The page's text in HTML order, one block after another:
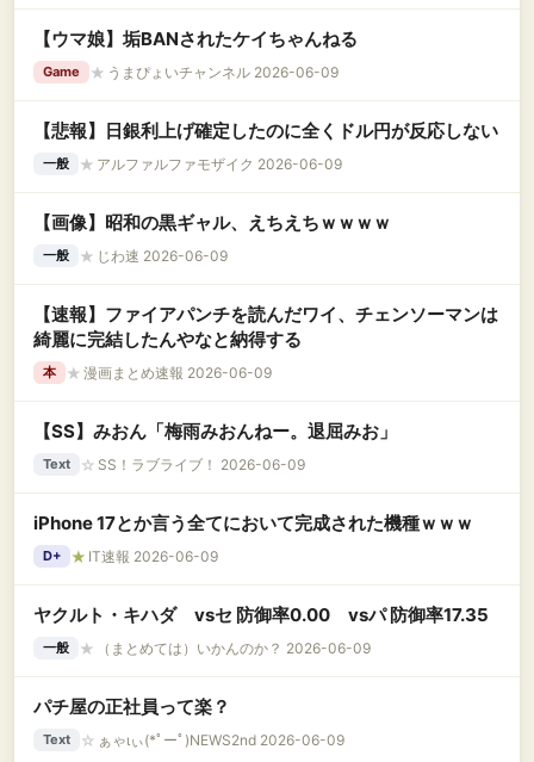
【ウマ娘】垢BANされたケイちゃんねる
Game ★ うまぴょいチャンネル 2026-06-09
【悲報】日銀利上げ確定したのに全くドル円が反応しない
一般 ★ アルファルファモザイク 2026-06-09
【画像】昭和の黒ギャル、えちえちｗｗｗｗ
一般 ★ じわ速 2026-06-09
【速報】ファイアパンチを読んだワイ、チェンソーマンは
綺麗に完結したんやなと納得する
本 ★ 漫画まとめ速報 2026-06-09
【SS】みおん「梅雨みおんねー。退屈みお」
Text ☆ SS！ラブライブ！ 2026-06-09
iPhone 17とか言う全てにおいて完成された機種ｗｗｗ
D+ ★ IT速報 2026-06-09
ヤクルト・キハダ vsセ 防御率0.00 vsパ 防御率17.35
一般 ★ （まとめては）いかんのか？ 2026-06-09
パチ屋の正社員って楽？
Text ☆ ぁゃιぃ(*ﾟーﾟ)NEWS2nd 2026-06-09